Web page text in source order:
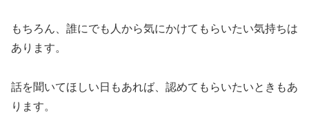
もちろん、誰にでも人から気にかけてもらいたい気持ちは
あります。
話を聞いてほしい日もあれば、認めてもらいたいときもあ
ります。